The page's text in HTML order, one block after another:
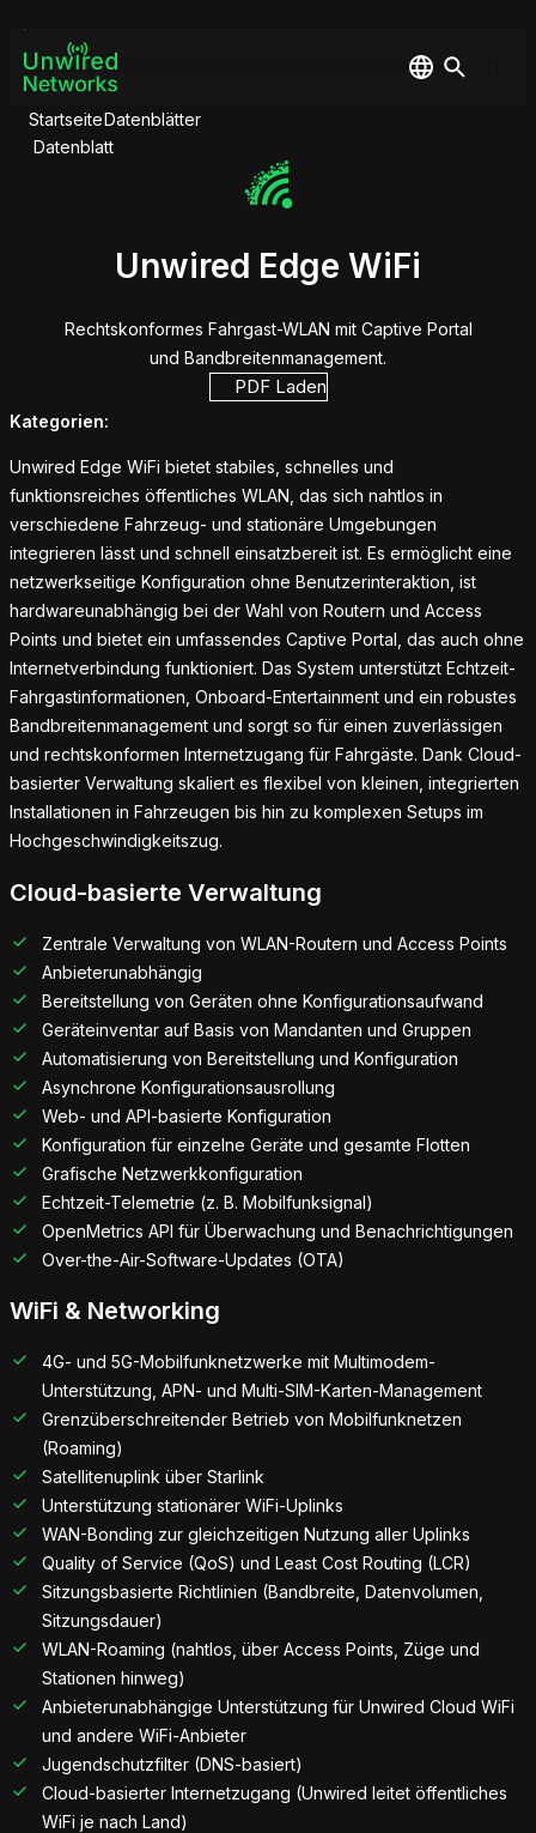
StartseiteDatenblätter
Datenblatt
Unwired Edge WiFi
Rechtskonformes Fahrgast-WLAN mit Captive Portal
und Bandbreitenmanagement.
PDF Laden
Kategorien:
Unwired Edge WiFi bietet stabiles, schnelles und
funktionsreiches öffentliches WLAN, das sich nahtlos in
verschiedene Fahrzeug- und stationäre Umgebungen
integrieren lässt und schnell einsatzbereit ist. Es ermöglicht eine
netzwerkseitige Konfiguration ohne Benutzerinteraktion, ist
hardwareunabhängig bei der Wahl von Routern und Access
Points und bietet ein umfassendes Captive Portal, das auch ohne
Internetverbindung funktioniert. Das System unterstützt Echtzeit-
Fahrgastinformationen, Onboard-Entertainment und ein robustes
Bandbreitenmanagement und sorgt so für einen zuverlässigen
und rechtskonformen Internetzugang für Fahrgäste. Dank Cloud-
basierter Verwaltung skaliert es flexibel von kleinen, integrierten
Installationen in Fahrzeugen bis hin zu komplexen Setups im
Hochgeschwindigkeitszug.
Cloud-basierte Verwaltung
Zentrale Verwaltung von WLAN-Routern und Access Points
Anbieterunabhängig
Bereitstellung von Geräten ohne Konfigurationsaufwand
Geräteinventar auf Basis von Mandanten und Gruppen
Automatisierung von Bereitstellung und Konfiguration
Asynchrone Konfigurationsausrollung
Web- und API-basierte Konfiguration
Konfiguration für einzelne Geräte und gesamte Flotten
Grafische Netzwerkkonfiguration
Echtzeit-Telemetrie (z. B. Mobilfunksignal)
OpenMetrics API für Überwachung und Benachrichtigungen
Over-the-Air-Software-Updates (OTA)
WiFi & Networking
4G- und 5G-Mobilfunknetzwerke mit Multimodem-
Unterstützung, APN- und Multi-SIM-Karten-Management
Grenzüberschreitender Betrieb von Mobilfunknetzen
(Roaming)
Satellitenuplink über Starlink
Unterstützung stationärer WiFi-Uplinks
WAN-Bonding zur gleichzeitigen Nutzung aller Uplinks
Quality of Service (QoS) und Least Cost Routing (LCR)
Sitzungsbasierte Richtlinien (Bandbreite, Datenvolumen,
Sitzungsdauer)
WLAN-Roaming (nahtlos, über Access Points, Züge und
Stationen hinweg)
Anbieterunabhängige Unterstützung für Unwired Cloud WiFi
und andere WiFi-Anbieter
Jugendschutzfilter (DNS-basiert)
Cloud-basierter Internetzugang (Unwired leitet öffentliches
WiFi je nach Land)